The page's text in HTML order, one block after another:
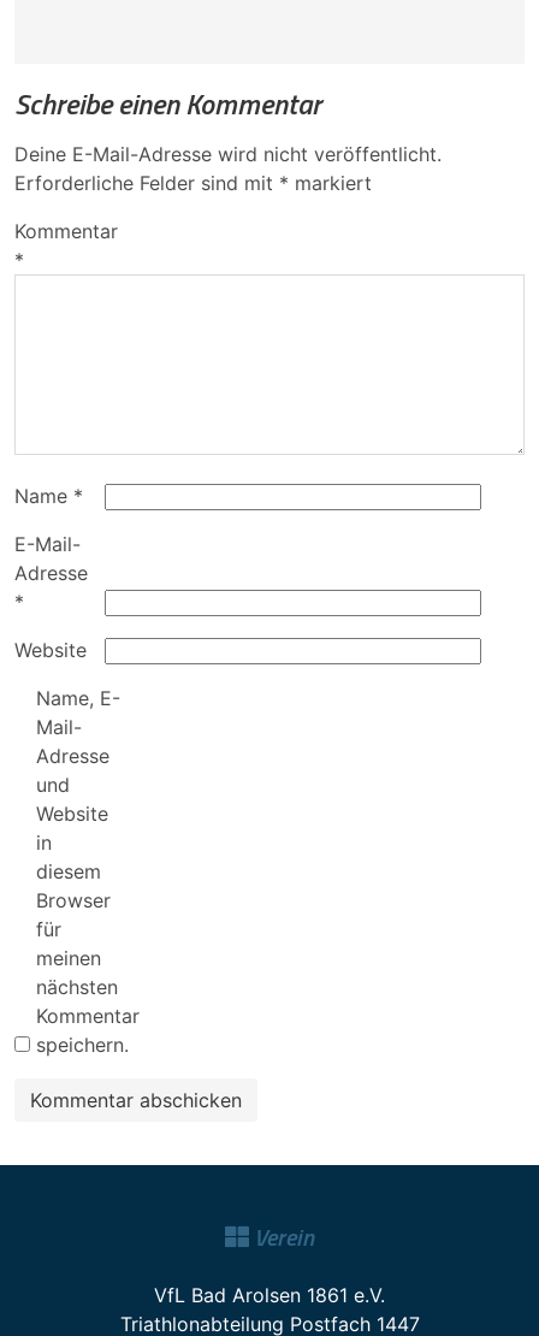
Schreibe einen Kommentar
Deine E-Mail-Adresse wird nicht veröffentlicht.
Erforderliche Felder sind mit * markiert
Kommentar
*
Name *
E-Mail-
Adresse
*
Website
Name, E-
Mail-
Adresse
und
Website
in
diesem
Browser
für
meinen
nächsten
Kommentar
speichern.
Verein
VfL Bad Arolsen 1861 e.V.
Triathlonabteilung Postfach 1447